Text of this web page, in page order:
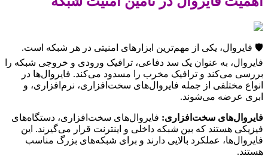
🛡️ فایروال، یکی از مهم‌ترین ابزارهای امنیتی در هر شبکه است.
فایروال، به عنوان یک سد دفاعی، ترافیک ورودی و خروجی شبکه را
بررسی می‌کند و ترافیک مخرب را مسدود می‌کند. فایروال‌ها در
انواع مختلفی از جمله فایروال‌های سخت‌افزاری، نرم‌افزاری، و
ابری عرضه می‌شوند.
فایروال‌های سخت‌افزاری: فایروال‌های سخت‌افزاری، دستگاه‌های
فیزیکی هستند که بین شبکه داخلی و اینترنت قرار می‌گیرند. این
فایروال‌ها، عملکرد بالایی دارند و برای شبکه‌های بزرگ مناسب
هستند.